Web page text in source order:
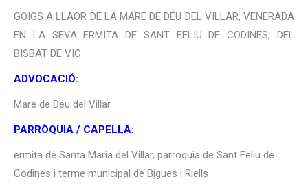
GOIGS A LLAOR DE LA MARE DE DÉU DEL VILLAR, VENERADA
EN LA SEVA ERMITA DE SANT FELIU DE CODINES, DEL
BISBAT DE VIC
ADVOCACIÓ:
Mare de Déu del Villar
PARRÒQUIA / CAPELLA:
ermita de Santa Maria del Villar, parroquia de Sant Feliu de
Codines i terme municipal de Bigues i Riells